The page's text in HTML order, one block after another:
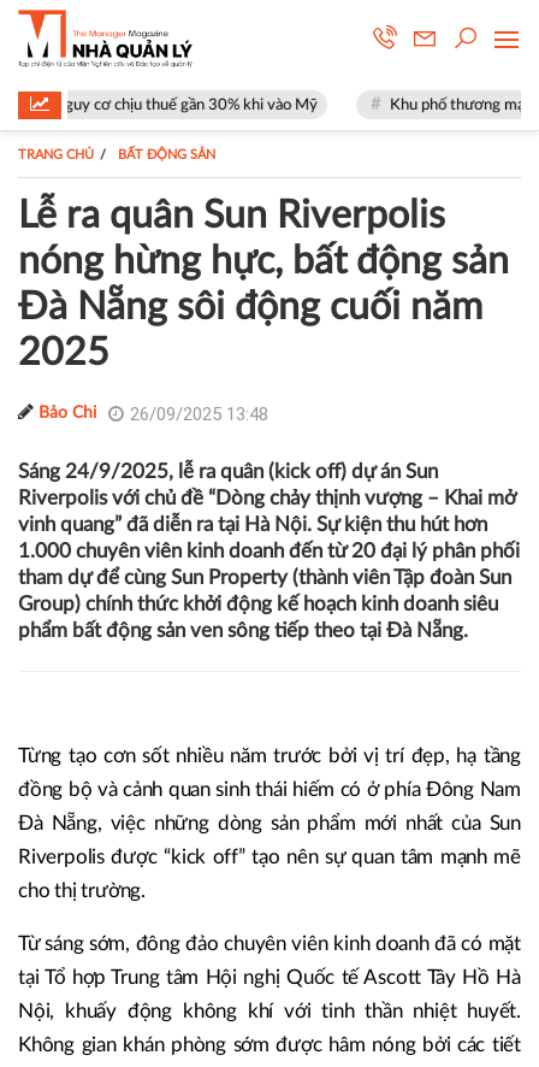
thuế gần 30% khi vào Mỹ Khu phố thương mại SOHO tại The
TRANG CHỦ BẤT ĐỘNG SẢN
Lễ ra quân Sun Riverpolis
nóng hừng hực, bất động sản
Đà Nẵng sôi động cuối năm
2025
Bảo Chi 26/09/2025 13:48
Sáng 24/9/2025, lễ ra quân (kick off) dự án Sun
Riverpolis với chủ đề “Dòng chảy thịnh vượng – Khai mở
vinh quang” đã diễn ra tại Hà Nội. Sự kiện thu hút hơn
1.000 chuyên viên kinh doanh đến từ 20 đại lý phân phối
tham dự để cùng Sun Property (thành viên Tập đoàn Sun
Group) chính thức khởi động kế hoạch kinh doanh siêu
phẩm bất động sản ven sông tiếp theo tại Đà Nẵng.
Từng tạo cơn sốt nhiều năm trước bởi vị trí đẹp, hạ tầng
đồng bộ và cảnh quan sinh thái hiếm có ở phía Đông Nam
Đà Nẵng, việc những dòng sản phẩm mới nhất của Sun
Riverpolis được “kick off” tạo nên sự quan tâm mạnh mẽ
cho thị trường.
Từ sáng sớm, đông đảo chuyên viên kinh doanh đã có mặt
tại Tổ hợp Trung tâm Hội nghị Quốc tế Ascott Tây Hồ Hà
Nội, khuấy động không khí với tinh thần nhiệt huyết.
Không gian khán phòng sớm được hâm nóng bởi các tiết